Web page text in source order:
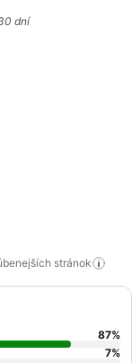
dní
stránok
87%
7%